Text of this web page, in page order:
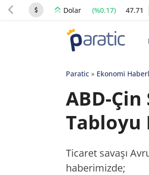
Dolar (%0.17) 47.71
Paratic» Ekonomi
ABD-
Ticaret savaşı
haberimizde;